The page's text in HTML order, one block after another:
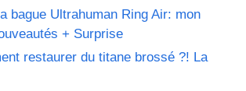
bague Ultrahuman Ring Air: mon
+ Surprise
restaurer du titane brossé ?! La